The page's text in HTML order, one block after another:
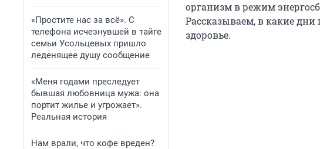
«Простите нас за всё». С
телефона исчезнувшей в тайге
семьи Усольцевых пришло
леденящее душу сообщение
«Меня годами преследует
бывшая любовница мужа: она
портит жилье и угрожает».
Реальная история
Нам врали, что кофе вреден?
организм в режим
Рассказываем, в какие дни
здоровье.